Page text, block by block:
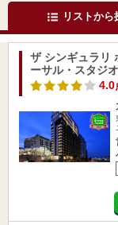
リストから
ザ シンギュラリ
ーサル・スタジ
4.0